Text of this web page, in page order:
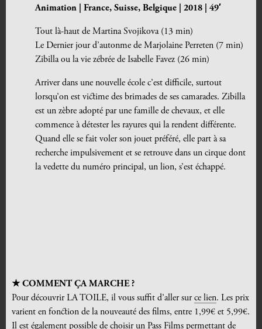
Animation | France, Suisse, Belgique | 2018 | 49′
Tout là-haut de Martina Svojikova (13 min)
Le Dernier jour d’autonme de Marjolaine Perreten (7 min)
Zibilla ou la vie zébrée de Isabelle Favez (26 min)
Arriver dans une nouvelle école c’est difficile, surtout
lorsqu’on est victime des brimades de ses camarades. Zibilla
est un zèbre adopté par une famille de chevaux, et elle
commence à détester les rayures qui la rendent différente.
Quand elle se fait voler son jouet préféré, elle part à sa
recherche impulsivement et se retrouve dans un cirque dont
la vedette du numéro principal, un lion, s’est échappé.
★ COMMENT ÇA MARCHE ?
Pour découvrir LA TOILE, il vous suffit d’aller surce lien. Les prix
varient en fonction de la nouveauté des films, entre 1,99€ et 5,99€.
Il est également possible de choisir un Pass Films permettant de